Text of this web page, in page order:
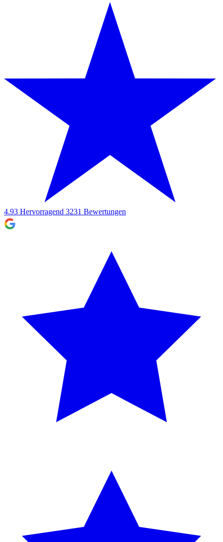
4.93 Hervorragend 3231 Bewertungen